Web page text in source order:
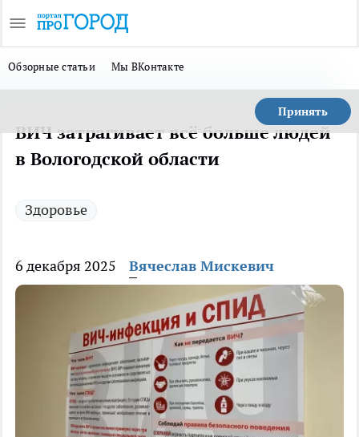
Обзорные статьи Мы ВКонтакте
Принять
ВИЧ затрагивает всё больше людей
в Вологодской области
Здоровье
6 декабря 2025 Вячеслав Мискевич